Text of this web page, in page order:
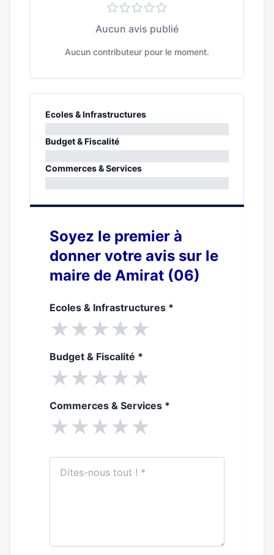
Aucun avis publié
Aucun contributeur pour le moment.
Ecoles & Infrastructures
0%
Budget & Fiscalité
0%
Commerces & Services
Soyez le premier à
donner votre avis sur le
maire de Amirat (06)
Ecoles & Infrastructures *
★★★★★
Budget & Fiscalité *
★★★★★
Commerces & Services *
★★★★★